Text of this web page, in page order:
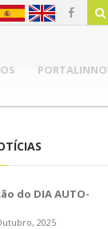
do DIA AUTO-
2025